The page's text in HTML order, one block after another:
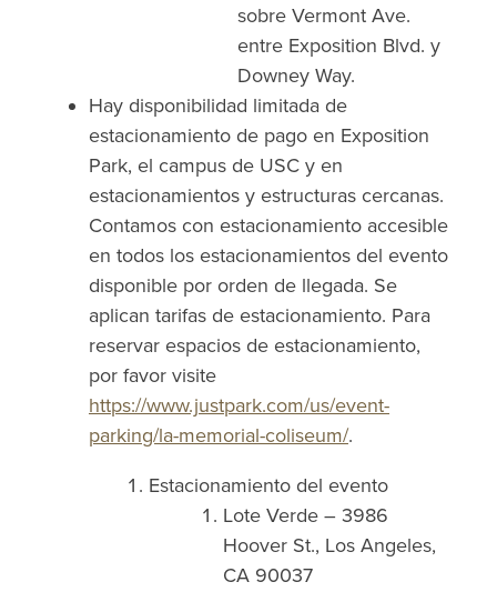
sobre Vermont Ave.
entre Exposition Blvd. y
Downey Way.
Hay disponibilidad limitada de
estacionamiento de pago en Exposition
Park, el campus de USC y en
estacionamientos y estructuras cercanas.
Contamos con estacionamiento accesible
en todos los estacionamientos del evento
disponible por orden de llegada. Se
aplican tarifas de estacionamiento. Para
reservar espacios de estacionamiento,
por favor visite
https://www.justpark.com/us/event-
parking/la-memorial-coliseum/.
Estacionamiento del evento
Lote Verde – 3986
Hoover St., Los Angeles,
CA 90037